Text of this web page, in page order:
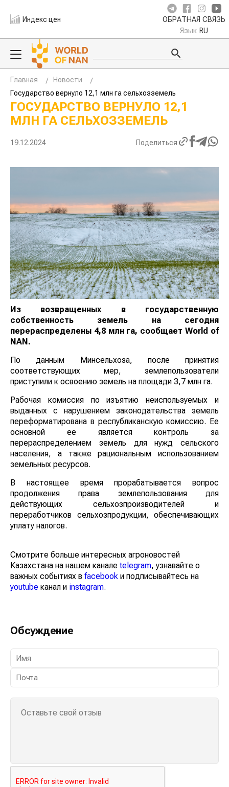
Индекс цен ОБРАТНАЯ СВЯЗЬ
Язык RU
Главная
Новости
Государство вернуло 12,1 млн га сельхозземель
ГОСУДАРСТВО ВЕРНУЛО 12,1
МЛН ГА СЕЛЬХОЗЗЕМЕЛЬ
19.12.2024 Поделиться
Из возвращенных в государственную
собственность земель на сегодня
перераспределены 4,8 млн га, сообщаетWorld of
NAN.
По данным Минсельхоза, после принятия
соответствующих мер, землепользователи
приступили к освоению земель на площади 3,7 млн га.
Рабочая комиссия по изъятию неиспользуемых и
выданных с нарушением законодательства земель
переформатирована в республиканскую комиссию. Ее
основной ее является контроль за
перераспределением земель для нужд сельского
населения, а также рациональным использованием
земельных ресурсов.
В настоящее время прорабатывается вопрос
продолжения права землепользования для
действующих сельхозпроизводителей и
переработчиков сельхозпродукции, обеспечивающих
уплату налогов.
Смотрите больше интересных агроновостей
Казахстана на нашем канале telegram, узнавайте о
важных событиях в facebook и подписывайтесь на
youtube канал и instagram.
Обсуждение